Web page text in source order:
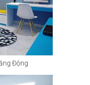
Động